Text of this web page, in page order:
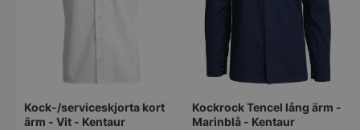
Kock-/serviceskjorta kort
ärm - Vit - Kentaur
Kockrock Tencel lång ärm -
Marinblå - Kentaur